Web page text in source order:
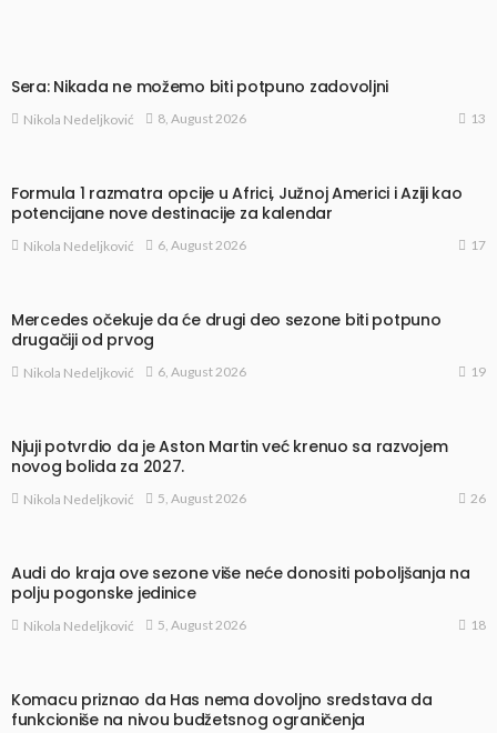
Sera: Nikada ne možemo biti potpuno zadovoljni
Nikola Nedeljković 8, August 2026 13
Formula 1 razmatra opcije u Africi, Južnoj Americi i Aziji kao
potencijane nove destinacije za kalendar
Nikola Nedeljković 6, August 2026 17
Mercedes očekuje da će drugi deo sezone biti potpuno
drugačiji od prvog
Nikola Nedeljković 6, August 2026 19
Njuji potvrdio da je Aston Martin već krenuo sa razvojem
novog bolida za 2027.
Nikola Nedeljković 5, August 2026 26
Audi do kraja ove sezone više neće donositi poboljšanja na
polju pogonske jedinice
Nikola Nedeljković 5, August 2026 18
Komacu priznao da Has nema dovoljno sredstava da
funkcioniše na nivou budžetsnog ograničenja